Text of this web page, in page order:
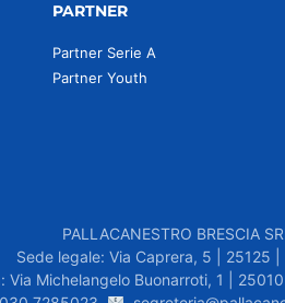
PARTNER
Partner Serie A
Partner Youth
PALLACANESTRO BRESCIA
Sede legale: Via Caprera, 5 | 25125 |
Via Michelangelo Buonarroti, 1 |